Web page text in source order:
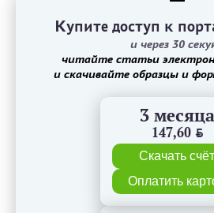
Купите доступ к
и через 30
читайте статьи
и скачивайте образцы и
3 месяца
147,60 BYN
Скачать счёт
Оплатить